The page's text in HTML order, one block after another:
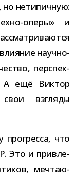
нети­пич­ную:
​оперы» и
научно-​
пер­спек­
А ещё Виктор
взгляды
про­гресса, что
Это и при­вле­
меч­та­ю­